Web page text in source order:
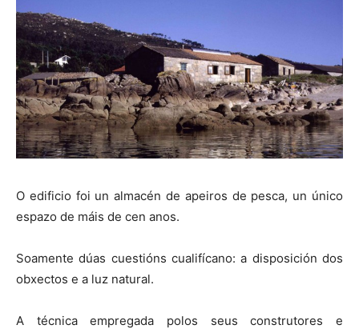
O edificio foi un almacén de apeiros de pesca, un único
espazo de máis de cen anos.
Soamente dúas cuestións cualifícano: a disposición dos
obxectos e a luz natural.
A técnica empregada polos seus construtores e